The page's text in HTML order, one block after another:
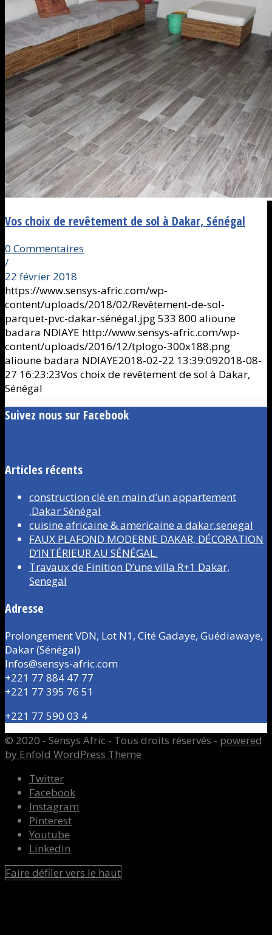
Vos choix de revêtement de sol à Dakar, Sénégal
0 Commentaires
/
22 février 2018
https://www.sensys-afric.com/wp-
content/uploads/2018/02/Revêtement-de-sol-
parquet-pvc-dakar-sénégal.jpg533 800 alioune
badara NDIAYE http://www.sensys-afric.com/wp-
content/uploads/2016/12/tplogo-300x188.png
alioune badara NDIAYE2018-02-22 13:39:092018-08-
27 16:23:23Vos choix de revêtement de sol à Dakar,
Sénégal
Suivez nous sur Facebook
Articles récents
construction clé en main d’un appartement
,Dakar Sénégal
cuisine africaine & americaine a dakar,senegal
FAUX PLAFOND MODERNE DAKAR, DÉCORATION
D’INTÉRIEUR AU SÉNÉGAL.
Travaux de Finition D’une villa R+1 Dakar,
Senegal
Adresse
Prolongement VDN, Lot N1, Cité Gadaye, Guédiawaye,
Dakar (Sénégal)
Infos@sensys-afric.com
+221 77 884 47 77
+221 77 395 76 51
+221 77 590 03 4
© 2020 - Sensys Afric - Tous droits réservés - powered
by Enfold WordPress Theme
Twitter
Facebook
Instagram
Pinterest
Youtube
Linkedin
Faire défiler vers le haut